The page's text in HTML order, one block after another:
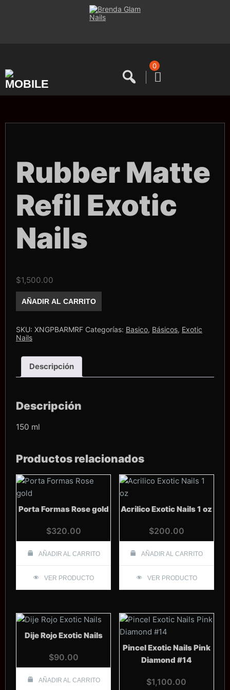
0
Rubber Matte
Refil Exotic
Nails
$1,500.00
Matte
Refil
Nails
cantidad
AÑADIR AL CARRITO
SKU: XNGPBARMRF Categorías: Basico, Básicos, Exotic
Nails
Descripción
Descripción
150 ml
Productos relacionados
Porta Formas Rose gold
$320.00
AÑADIR AL CARRITO
VER PRODUCTO
Acrilico Exotic Nails 1 oz
$200.00
AÑADIR AL CARRITO
VER PRODUCTO
Dije Rojo Exotic Nails
$90.00
AÑADIR AL CARRITO
Pincel Exotic Nails Pink
Diamond #14
$1,100.00